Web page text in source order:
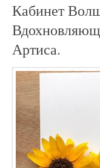
Кабинет
Артиса.